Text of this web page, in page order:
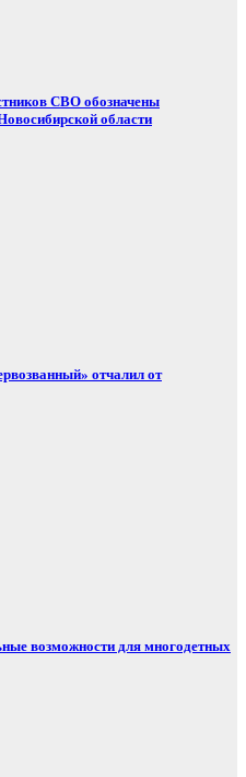
СВО обозначены
области
отчалил от
возможности для многодетных